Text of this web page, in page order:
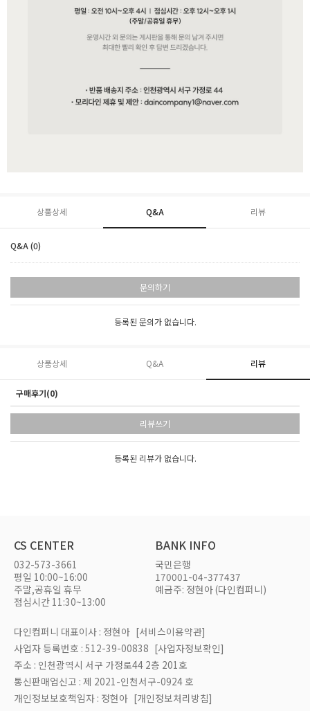
상품상세 Q&A 리뷰
Q&A (0)
문의하기
등록된 문의가 없습니다.
상품상세 Q&A 리뷰
구매후기(0)
리뷰쓰기
등록된 리뷰가 없습니다.
CS CENTER
032-573-3661
평일 10:00~16:00
주말,공휴일 휴무
점심시간 11:30~13:00
BANK INFO
국민은행
170001-04-377437
예금주: 정현아 (다인컴퍼니)
다인컴퍼니 대표이사 : 정현아 [서비스이용약관]
사업자 등록번호 : 512-39-00838 [사업자정보확인]
주소 : 인천광역시 서구 가정로44 2층 201호
통신판매업신고 : 제 2021-인천서구-0924 호
개인정보보호책임자 : 정현아 [개인정보처리방침]